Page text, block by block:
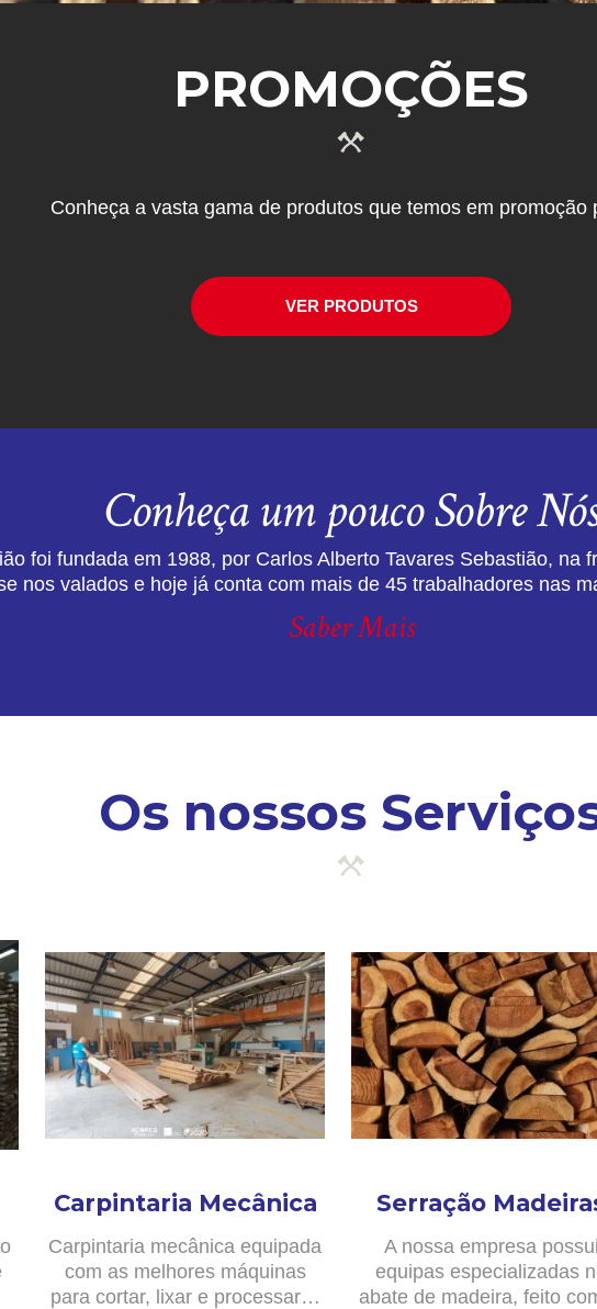
PROMOÇÕES
Conheça a vasta gama de produtos que temos em promoção
VER PRODUTOS
Conheça um pouco Sobre
foi fundada em 1988, por Carlos Alberto Tavares Sebastião, na
nos valados e hoje já conta com mais de 45 trabalhadores nas
Saber Mais
Os nossos
Carpintaria Mecânica
Carpintaria mecânica equipada
com as melhores máquinas
para cortar, lixar e processar…
Serração
A nossa empresa
equipas especializadas
abate de madeira, feito